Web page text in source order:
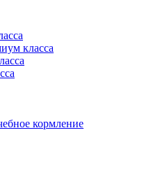
класса
кормление